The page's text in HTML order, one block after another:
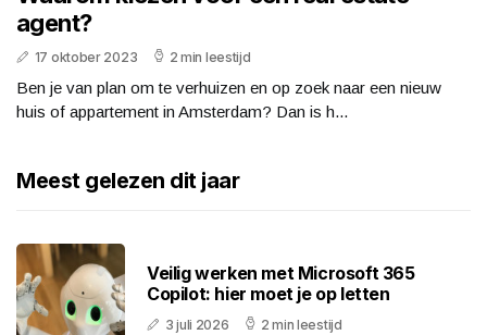
agent?
17 oktober 2023 2 min leestijd
Ben je van plan om te verhuizen en op zoek naar een nieuw
huis of appartement in Amsterdam? Dan is h...
Meest gelezen dit jaar
Veilig werken met Microsoft 365
Copilot: hier moet je op letten
3 juli 2026 2 min leestijd